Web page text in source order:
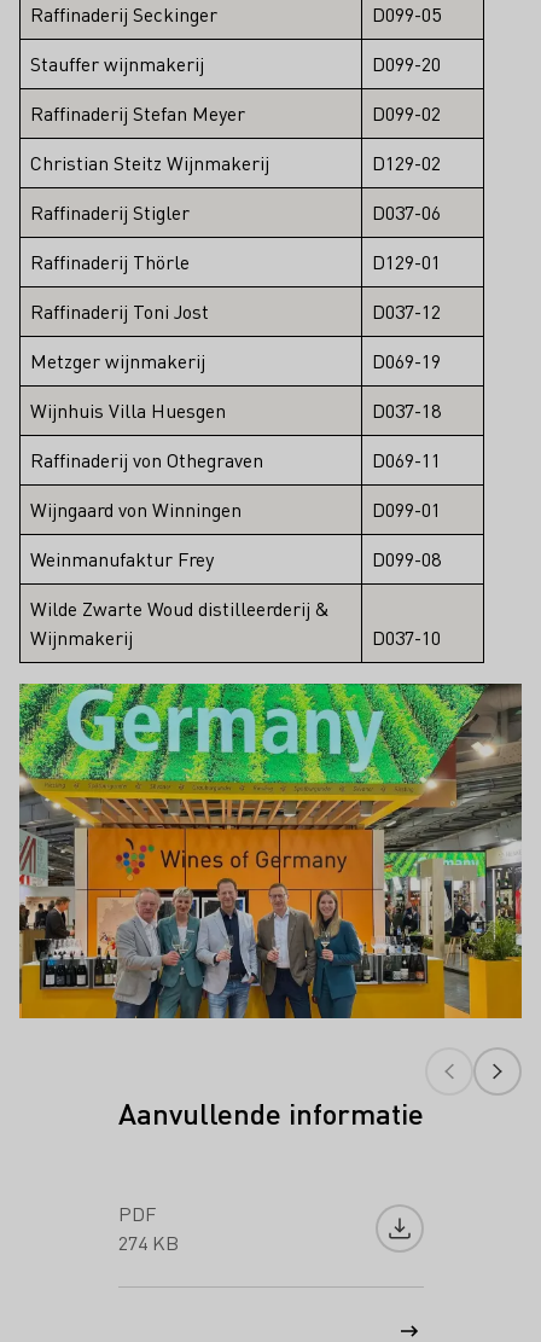
Raffinaderij Seckinger
D099-05
Stauffer wijnmakerij
D099-20
Raffinaderij Stefan Meyer
D099-02
Christian Steitz Wijnmakerij
D129-02
Raffinaderij Stigler
D037-06
Raffinaderij Thörle
D129-01
Raffinaderij Toni Jost
D037-12
Metzger wijnmakerij
D069-19
Wijnhuis Villa Huesgen
D037-18
Raffinaderij von Othegraven
D069-11
Wijngaard von Winningen
D099-01
Weinmanufaktur Frey
D099-08
Wilde Zwarte Woud distilleerderij &
Wijnmakerij
D037-10
Aanvullende informatie
PDF
274 KB
Bestand